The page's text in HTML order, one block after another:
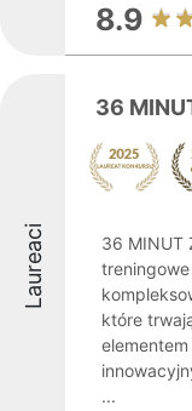
8.9
Laureaci
36
36 MINUT
które
...